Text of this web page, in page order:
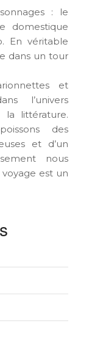
: le
domestique
En véritable
dans un tour
et
l’univers
littérature.
des
et d’un
nous
est un